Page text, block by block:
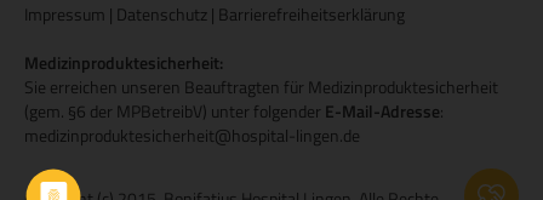
Impressum | Datenschutz| Barrierefreiheitserklärung
Medizinproduktesicherheit:
Sie erreichen unseren Beauftragten für Medizinproduktesicherheit
(gem. §6 der MPBetreibV) unter folgender E-Mail-Adresse:
medizinproduktesicherheit@hospital-lingen.de